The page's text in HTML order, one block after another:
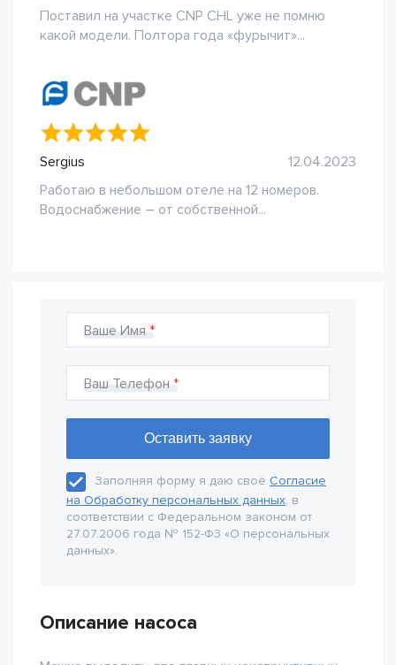
Поставил на участке CNP CHL уже не помню
какой модели. Полтора года «фурычит»...
Sergius
12.04.2023
Работаю в небольшом отеле на 12 номеров.
Водоснабжение – от собственной...
Ваше Имя
Ваш Телефон
Заполняя форму я даю своё Согласие
на Обработку персональных данных, в
соответствии с Федеральном законом от
27.07.2006 года № 152-Ф3 «О персональных
данных».
Описание насоса